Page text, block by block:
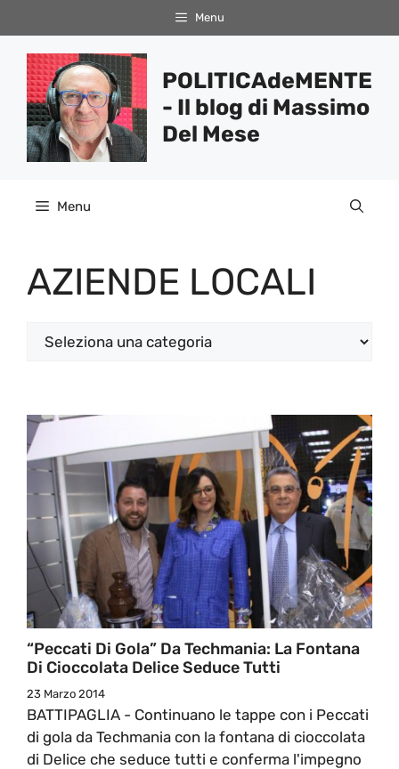
al
contenuto
Menu
POLITICAdeMENTE
- Il blog di Massimo
Del Mese
Menu
AZIENDE LOCALI
Categorie
“Peccati Di Gola” Da Techmania: La Fontana
Di Cioccolata Delice Seduce Tutti
23 Marzo 2014
BATTIPAGLIA - Continuano le tappe con i Peccati
di gola da Techmania con la fontana di cioccolata
di Delice che seduce tutti e conferma l'impegno